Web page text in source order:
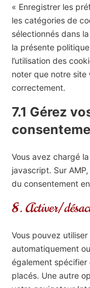
« Enregistrer les
les catégories de
sélectionnés dans
la présente
l’utilisation des
noter que notre
correctement.
7.1 Gérez
Vous avez chargé
javascript. Sur
du consentement
8. Activer/
Vous pouvez
automatiquement
également
placés. Une autre